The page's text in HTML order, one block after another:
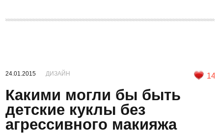
24.01.2015 ДИЗАЙН 14
Какими могли бы быть
детские куклы без
агрессивного макияжа